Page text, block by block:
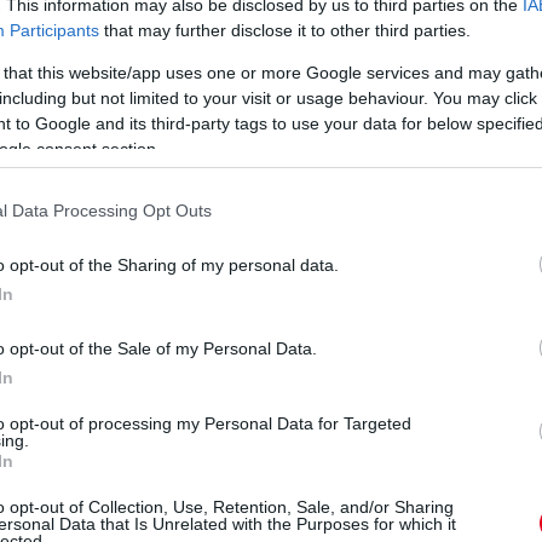
This information may also be disclosed by us to third parties on the
Participants that may further disclose it to other third parties.
that this website/app uses one or more Google services and may
but not limited to your visit or usage behaviour. You may
to Google and its third-party tags to use your data for below
consent section.
Data Processing Opt Outs
opt-out of the Sharing of my personal data.
opt-out of the Sale of my Personal Data.
opt-out of processing my Personal Data for Targeted
opt-out of Collection, Use, Retention, Sale, and/or Sharing
Data that Is Unrelated with the Purposes for which it
a McLarennél, nem borítaná fel
podcastben David Coultharddal beszélgetve
csapatfőnöke – korábbi csapattársa, a podcast egyik
Max Verstappent, ha esélye nyílna rá.
a piacon. De amit mindig látok a McLarennél, az az, hogy
egész képet. Ezt folyamatosan így csinálják, mert ez az
rendelkező csapat felépítése” – magyarázta a